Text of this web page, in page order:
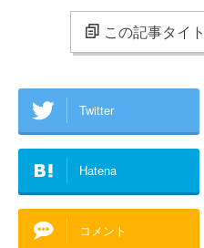
この記事タイ
Twitter
Hatena
コメント